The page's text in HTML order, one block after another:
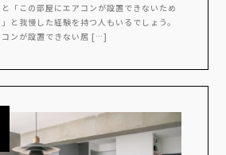
「この部屋にエアコンが設置できないため
と我慢した経験を持つ人もいるでしょう。
コンが設置できない居 […]